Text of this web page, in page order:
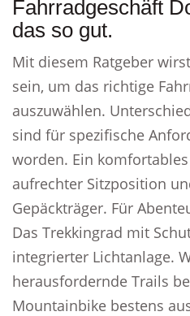
Fahrradgeschäft
das so gut.
Mit diesem Ratgeber
sein, um das richtige
auszuwählen.
sind für spezifische
worden. Ein
aufrechter Sitzposition
Gepäckträger. Für
Das Trekkingrad mit
integrierter Lichtanlage.
herausfordernde Trails
Mountainbike bestens